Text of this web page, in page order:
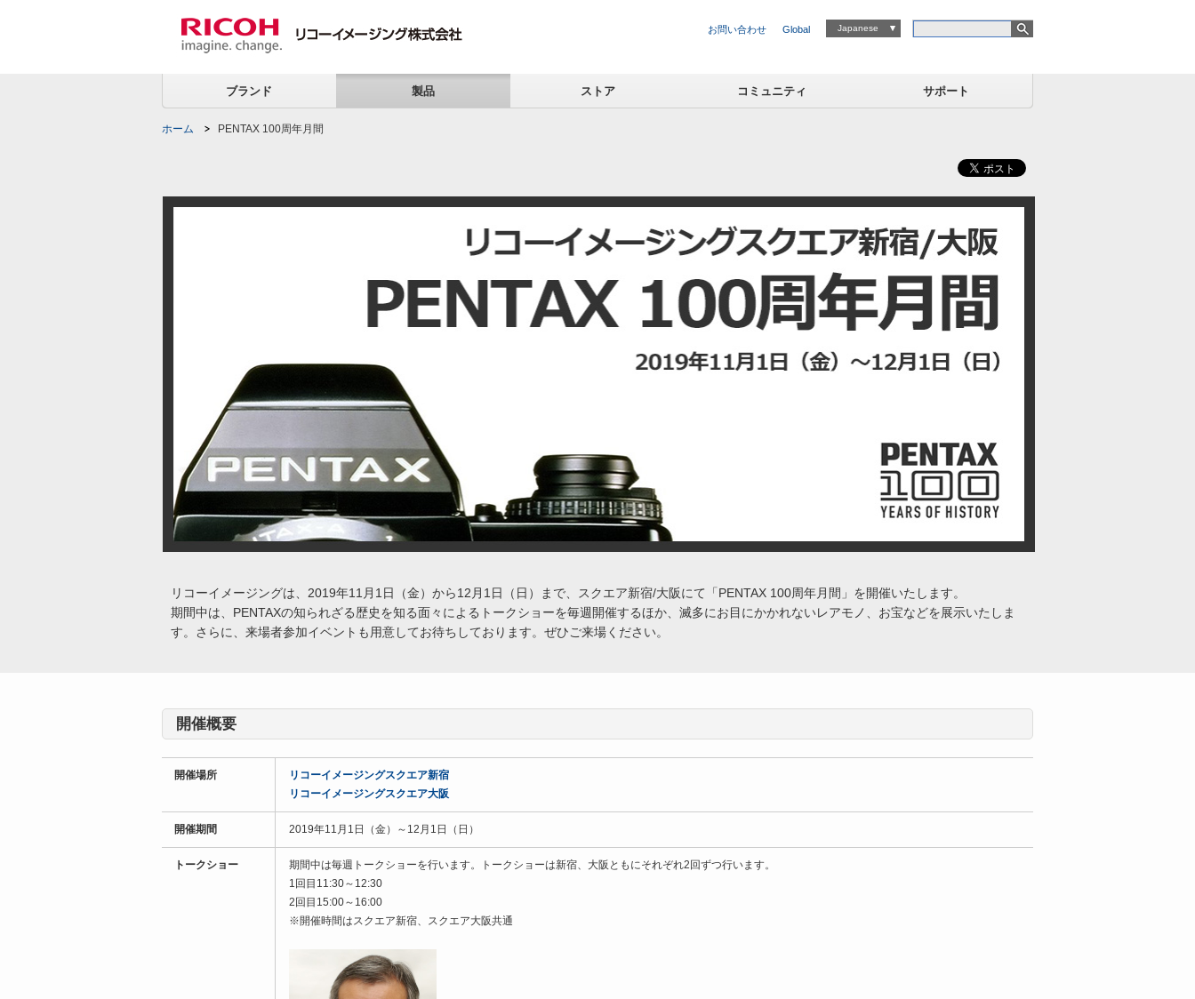
お問い合わせ Global Japanese
ブランド 製品 ストア コミュニティ サポート
ホーム PENTAX 100周年月間
リコーイメージングは、2019年11月1日（金）から12月1日（日）まで、スクエア新宿/大阪にて「PENTAX 100周年月間」を開催いたします。
期間中は、PENTAXの知られざる歴史を知る面々によるトークショーを毎週開催するほか、滅多にお目にかかれないレアモノ、お宝などを展示いたしま
す。さらに、来場者参加イベントも用意してお待ちしております。ぜひご来場ください。
開催概要
開催場所
リコーイメージングスクエア新宿
リコーイメージングスクエア大阪
開催期間 2019年11月1日（金）～12月1日（日）
トークショー
期間中は毎週トークショーを行います。トークショーは新宿、大阪ともにそれぞれ2回ずつ行います。
1回目11:30～12:30
2回目15:00～16:00
※開催時間はスクエア新宿、スクエア大阪共通